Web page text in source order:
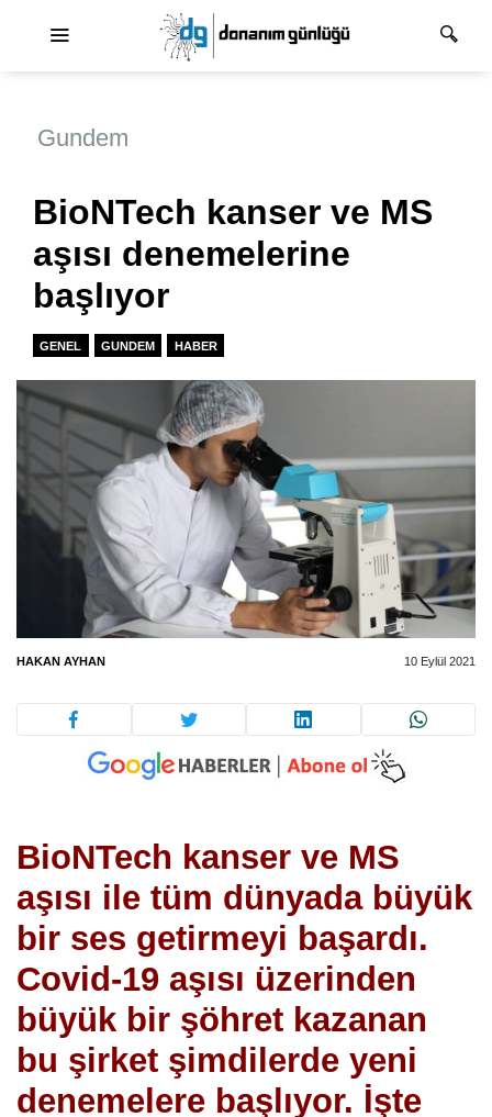
Gundem
BioNTech kanser ve MS
aşısı denemelerine
başlıyor
GENEL GUNDEM HABER
HAKAN AYHAN 10 Eylül 2021
BioNTech kanser ve MS
aşısı ile tüm dünyada büyük
bir ses getirmeyi başardı.
Covid-19 aşısı üzerinden
büyük bir şöhret kazanan
bu şirket şimdilerde yeni
denemelere başlıyor. İşte